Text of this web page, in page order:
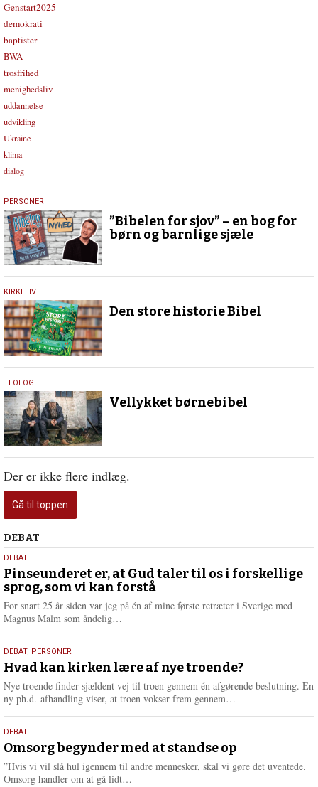
Genstart2025
demokrati
baptister
BWA
trosfrihed
menighedsliv
uddannelse
udvikling
Ukraine
klima
dialog
11.
november
2024
PERSONER
”Bibelen for sjov” – en bog for
børn og barnlige sjæle
15.
august
2024
KIRKELIV
Den store historie Bibel
4.
maj
2022
TEOLOGI
Vellykket børnebibel
Der er ikke flere indlæg.
Gå til toppen
Debat
DEBAT
5.
august
2026
DEBAT
Pinseunderet er, at Gud taler til os i forskellige
sprog, som vi kan forstå
For snart 25 år siden var jeg på én af mine første retræter i Sverige med
Magnus Malm som åndelig…
e
r
e
25.
juli
2026
DEBAT, PERSONER
Hvad kan kirken lære af nye troende?
Nye troende finder sjældent vej til troen gennem én afgørende beslutning. En
ny ph.d.-afhandling viser, at troen vokser frem gennem…
e
r
e
9.
juli
2026
DEBAT
Omsorg begynder med at standse op
”Hvis vi vil slå hul igennem til andre mennesker, skal vi gøre det uventede.
Omsorg handler om at gå lidt…